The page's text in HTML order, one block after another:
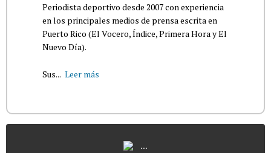
Periodista deportivo desde 2007 con experiencia
en los principales medios de prensa escrita en
Puerto Rico (El Vocero, Índice, Primera Hora y El
Nuevo Día).
Sus... Leer más
...